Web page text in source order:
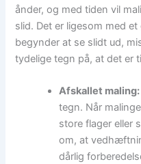
ånder, og med tiden vil
slid. Det er ligesom med
begynder at se slidt ud,
tydelige tegn på, at det er
Afskallet maling:
tegn. Når
store flager eller
om, at
dårlig